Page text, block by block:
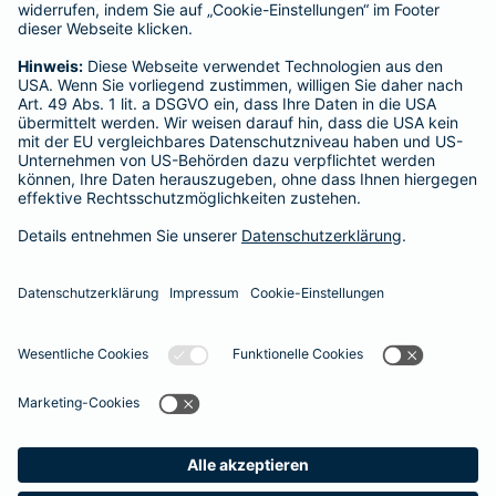
Kevin Fiening
Herberner Mersch 67 a
Tel.:01522 7975881
Mobil:01522 7975881
Heute geöffnetbis22:00
Vermittler nach Namen, Stadt oder PLZ suchen
Startseite Greven
Datenschutz Impressum/Rechtshinweise
Barrierefreiheit
Datenschutz-Einstellungen
Einfach. Menschlich.